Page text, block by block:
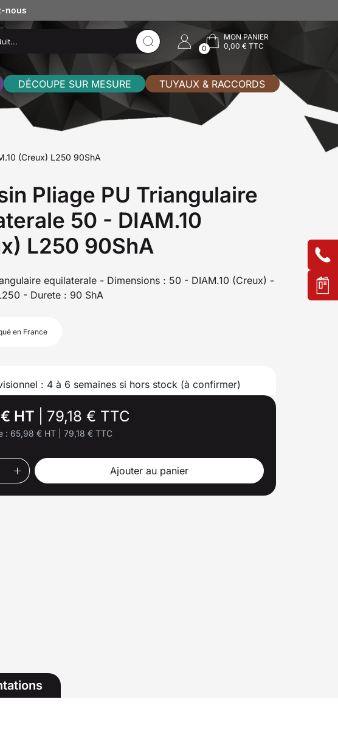
nous
0
MON PANIER
0,00 € TTC
DÉCOUPE SUR MESURE TUYAUX & RACCORDS
(Creux) L250 90ShA
Pliage PU Triangulaire
50 - DIAM.10
L250 90ShA
equilaterale - Dimensions : 50 - DIAM.10 (Creux) -
- Durete : 90 ShA
en France
: 4 à 6 semaines si hors stock (à confirmer)
HT 79,18 € TTC
: 65,98 € HT 79,18 € TTC
Ajouter au panier